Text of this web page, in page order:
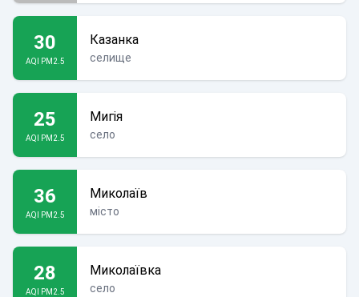
30
AQI PM2.5
Казанка
селище
25
AQI PM2.5
Мигія
село
36
AQI PM2.5
Миколаїв
місто
28
AQI PM2.5
Миколаївка
село